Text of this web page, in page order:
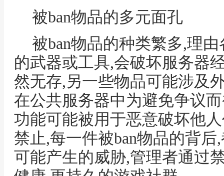
被ban物品的多元面孔
被ban物品的种类繁多,理
的武器或工具,会破坏服务器
然无存,另一些物品可能涉及
在公共服务器中为避免争议
功能可能被用于恶意破坏他
禁止,每一件被ban物品的背
可能产生的威胁,管理者通过